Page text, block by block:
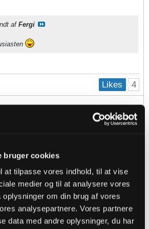
bruger cookies
at tilpasse vores indhold, til at vise
medier og til at analysere vores
om din brug af vores
analysepartnere. Vores partnere
data med andre oplysninger, du har
af Fergi
Likes 4
der kan få mig mest til at skamme
Odense og OB'er.
Likes 4